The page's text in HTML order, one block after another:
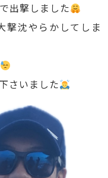
出撃しました
撃沈やらかしてしま
さいました